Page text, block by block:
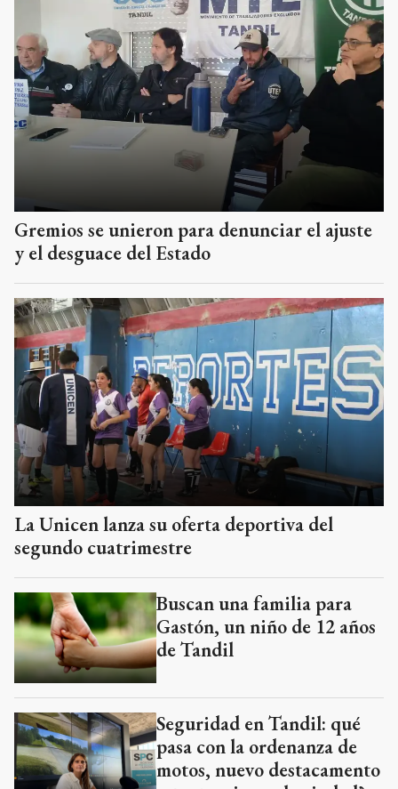
Gremios se unieron para denunciar el ajuste
y el desguace del Estado
La Unicen lanza su oferta deportiva del
segundo cuatrimestre
Buscan una familia para
Gastón, un niño de 12 años
de Tandil
Seguridad en Tandil: qué
pasa con la ordenanza de
motos, nuevo destacamento